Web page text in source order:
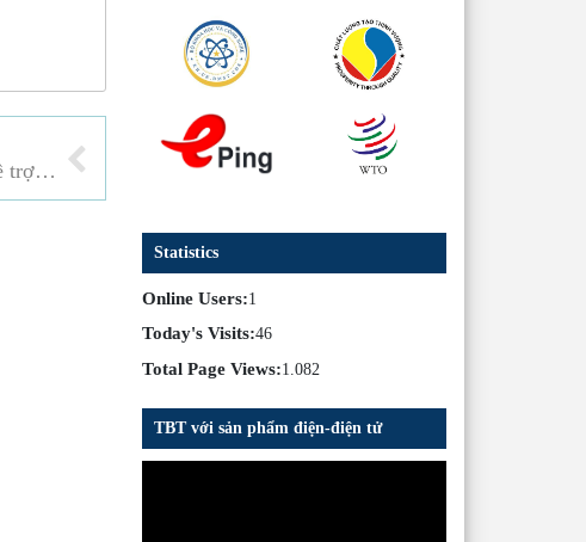
Việt Nam tham dự vòng đàm phán về trợ cấp thủy sản của WTO
Statistics
Online Users:1
Today's Visits:46
Total Page Views:1.082
TBT với sản phẩm điện-điện tử